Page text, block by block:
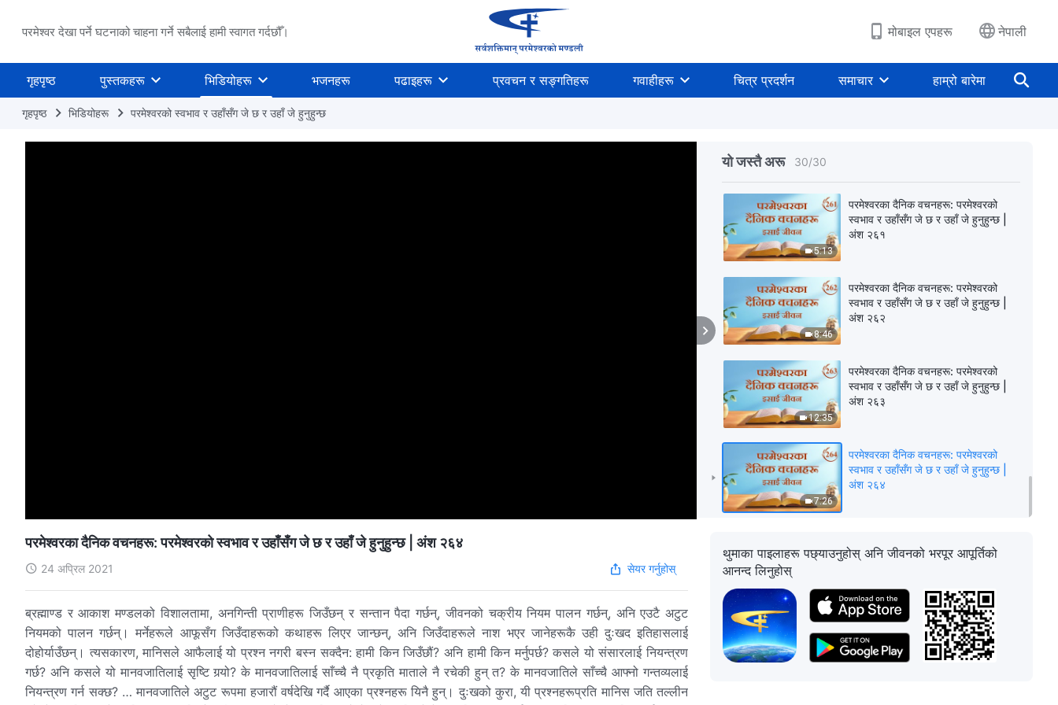
परमेश्वर देखा पर्ने घटनाको चाहना गर्ने सबैलाई हामी स्वागत गर्दछौँ। मोबाइल एपहरू नेपाली
गृहपृष्ठ पुस्तकहरू भिडियोहरू भजनहरू पढाइहरू प्रवचन र सङ्गतिहरू गवाहीहरू चित्र प्रदर्शन समाचार हाम्रो बारेमा
गृहपृष्ठ भिडियोहरू परमेश्‍वरको स्वभाव र उहाँसँग जे छ र उहाँ जे हुनुहुन्छ
यो जस्तै अरू 30/30
परमेश्‍वरका दैनिक वचनहरू: परमेश्‍वरको
अंश २५९
4:16
5:13
परमेश्‍वरका दैनिक वचनहरू: परमेश्‍वरको
स्वभाव र उहाँसँग जे छ र उहाँ जे हुनुहुन्छ |
अंश २६१
8:46
परमेश्‍वरका दैनिक वचनहरू: परमेश्‍वरको
स्वभाव र उहाँसँग जे छ र उहाँ जे हुनुहुन्छ |
अंश २६२
12:35
परमेश्‍वरका दैनिक वचनहरू: परमेश्‍वरको
स्वभाव र उहाँसँग जे छ र उहाँ जे हुनुहुन्छ |
अंश २६३
7:26
परमेश्‍वरका दैनिक वचनहरू: परमेश्‍वरको
स्वभाव र उहाँसँग जे छ र उहाँ जे हुनुहुन्छ |
अंश २६४
परमेश्‍वरका दैनिक वचनहरू: परमेश्‍वरको स्वभाव र उहाँसँग जे छ र उहाँ जे हुनुहुन्छ | अंश २६४
24 अप्रिल 2021 सेयर गर्नुहोस्
ब्रह्माण्ड र आकाश मण्डलको विशालतामा, अनगिन्ती प्राणीहरू जिउँछन् र सन्तान पैदा गर्छन्, जीवनको चक्रीय नियम पालन गर्छन्, अनि एउटै अटुट
नियमको पालन गर्छन्। मर्नेहरूले आफूसँग जिउँदाहरूको कथाहरू लिएर जान्छन्, अनि जिउँदाहरूले नाश भएर जानेहरूकै उही दुःखद इतिहासलाई
दोहोर्याउँछन्। त्यसकारण, मानिसले आफैलाई यो प्रश्‍न नगरी बस्‍न सक्दैन: हामी किन जिउँछौं? अनि हामी किन मर्नुपर्छ? कसले यो संसारलाई नियन्त्रण
गर्छ? अनि कसले यो मानवजातिलाई सृष्टि गर्‍यो? के मानवजातिलाई साँच्‍चै नै प्रकृति माताले नै रचेकी हुन् त? के मानवजातिले साँच्‍चै आफ्‍नो गन्तव्यलाई
नियन्त्रण गर्न सक्छ? … मानवजातिले अटुट रूपमा हजारौं वर्षदेखि गर्दै आएका प्रश्‍नहरू यिनै हुन्। दुःखको कुरा, यी प्रश्‍नहरूप्रति मानिस जति तल्‍लीन
थुमाका पाइलाहरू पछ्याउनुहोस् अनि जीवनको भरपूर आपूर्तिको
आनन्द लिनुहोस्